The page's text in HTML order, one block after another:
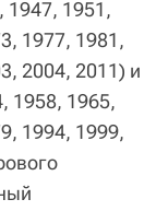
1947, 1951,
1977, 1981,
2004, 2011) и
1958, 1965,
1994, 1999,